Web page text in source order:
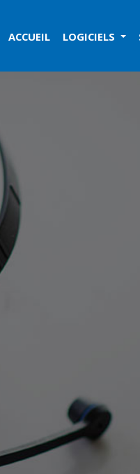
ACCUEIL LOGICIELS